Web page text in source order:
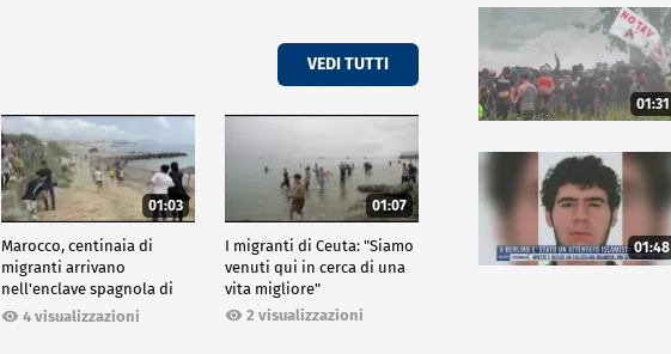
VEDI TUTTI
01:03
Marocco, centinaia di
migranti arrivano
nell'enclave spagnola di
Ceuta4 visualizzazioni
01:07
I migranti di Ceuta: "Siamo
venuti qui in cerca di una
vita migliore"
2 visualizzazioni
01:31
01:48